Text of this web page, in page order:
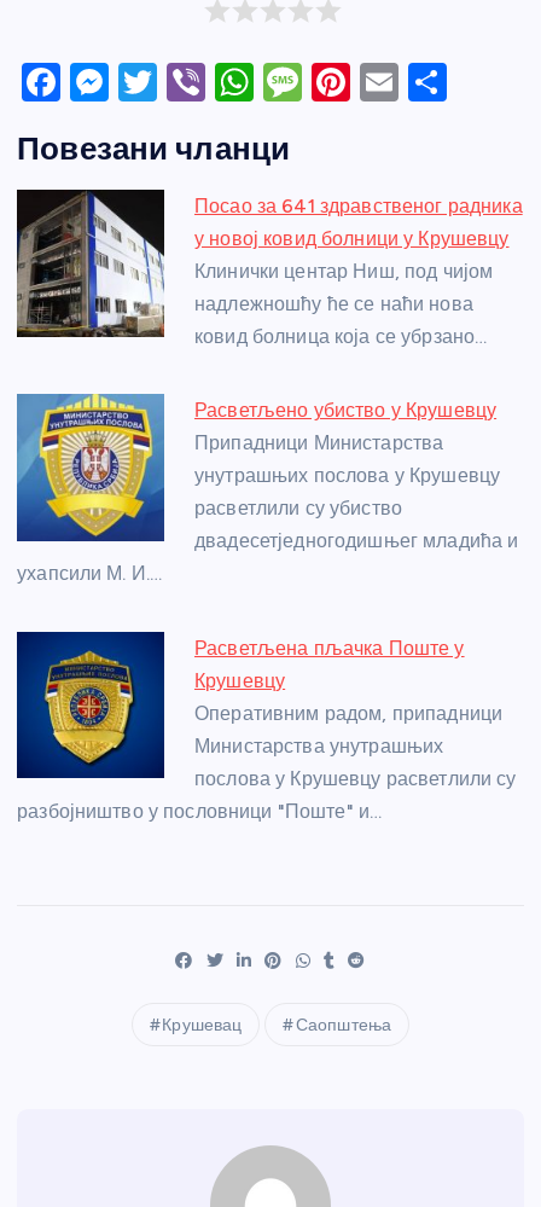
F
c
e
b
o
o
k
M
ss
e
n
g
er
T
itt
er
Vi
er
W
at
s
A
p
p
M
a
g
e
Pi
e
st
E
e
Повезани чланци
Посао за 641 здравственог радника
у новој ковид болници у Крушевцу
Клинички центар Ниш, под чијом
надлежношћу ће се наћи нова
ковид болница која се убрзано…
Расветљено убиство у Крушевцу
Припадници Министарства
унутрашњих послова у Крушевцу
расветлили су убиство
двадесетједногодишњег младића и
ухапсили М. И.…
Расветљена пљачка Поште у
Крушевцу
Оперативним радом, припадници
Министарства унутрашњих
послова у Крушевцу расветлили су
разбојништво у пословници "Поште" и…
Крушевац Саопштења